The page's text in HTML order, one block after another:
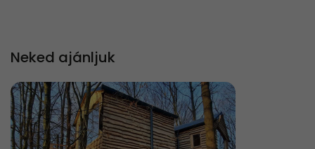
Neked ajánljuk